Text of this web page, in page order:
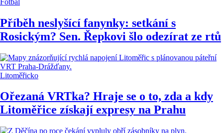
Příběh neslyšící fanynky: setkání s
Rosickým? Sen. Řepkovi šlo odezírat ze rtů
Litoměřicko
Ořezaná VRTka? Hraje se o to, zda a kdy
Litoměřice získají expresy na Prahu